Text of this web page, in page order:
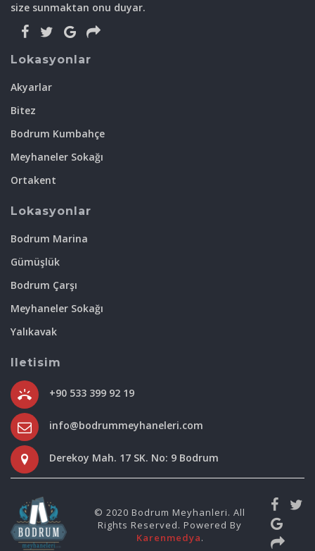
size sunmaktan onu duyar.
Lokasyonlar
Akyarlar
Bitez
Bodrum Kumbahçe
Meyhaneler Sokağı
Ortakent
Lokasyonlar
Bodrum Marina
Gümüşlük
Bodrum Çarşı
Meyhaneler Sokağı
Yalıkavak
Iletisim
+90 533 399 92 19
info@bodrummeyhaneleri.com
Derekoy Mah. 17 SK. No: 9 Bodrum
© 2020 Bodrum Meyhanleri. All
Rights Reserved. Powered By
Karenmedya.